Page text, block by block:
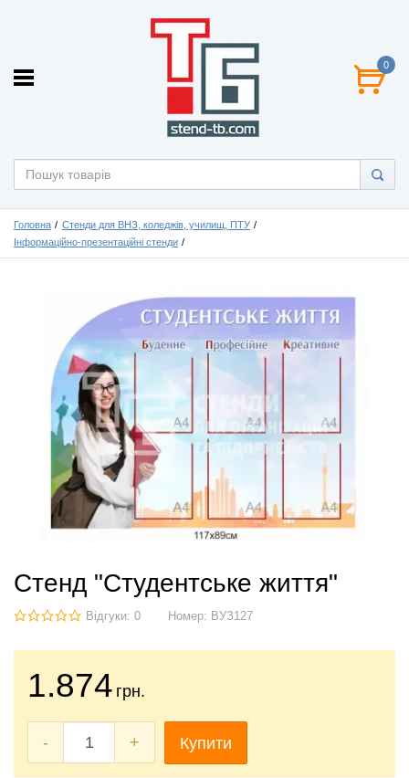
0
Головна
Стенди для ВНЗ, коледжів, училищ, ПТУ
Інформаційно-презентаційні стенди
Cтенд "Студентське життя"
Відгуки: 0 Номер: ВУЗ127
1.874 грн.
- + Купити